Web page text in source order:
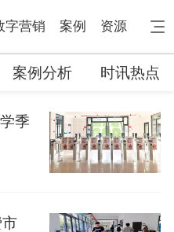
字营销 案例 资源
案例分析 时讯热点
季